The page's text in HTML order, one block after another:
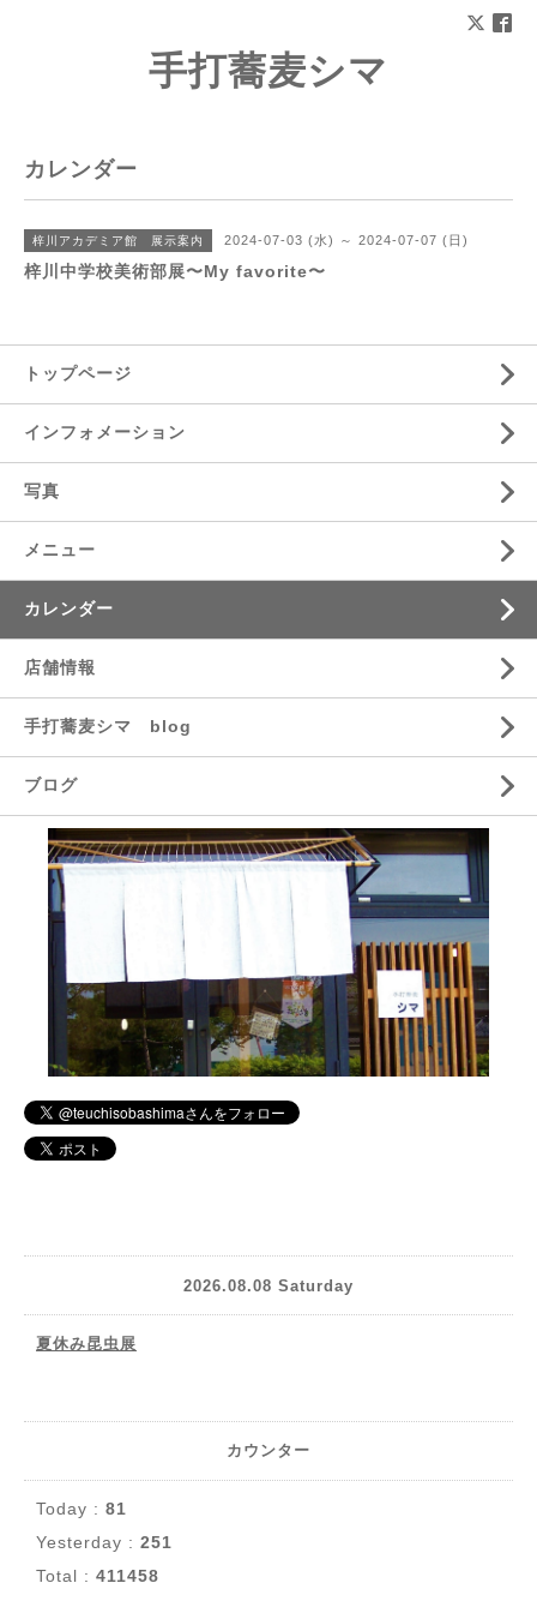
手打蕎麦シマ
カレンダー
梓川アカデミア館 展示案内 2024-07-03 (水) ～ 2024-07-07 (日)
梓川中学校美術部展〜My favorite〜
トップページ
インフォメーション
写真
メニュー
カレンダー
店舗情報
手打蕎麦シマ blog
ブログ
2026.08.08 Saturday
夏休み昆虫展
カウンター
Today : 81
Yesterday : 251
Total : 411458